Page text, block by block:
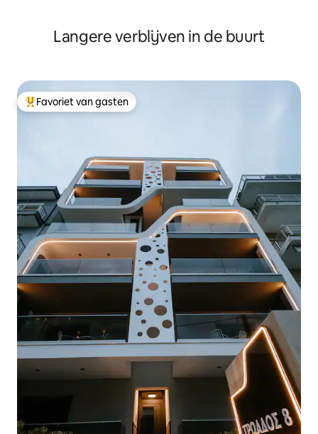
Langere verblijven in de buurt
Topfavoriet van gasten
Favoriet van gasten